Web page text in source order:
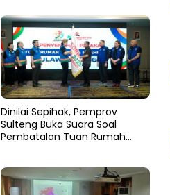
Dinilai Sepihak, Pemprov
Sulteng Buka Suara Soal
Pembatalan Tuan Rumah